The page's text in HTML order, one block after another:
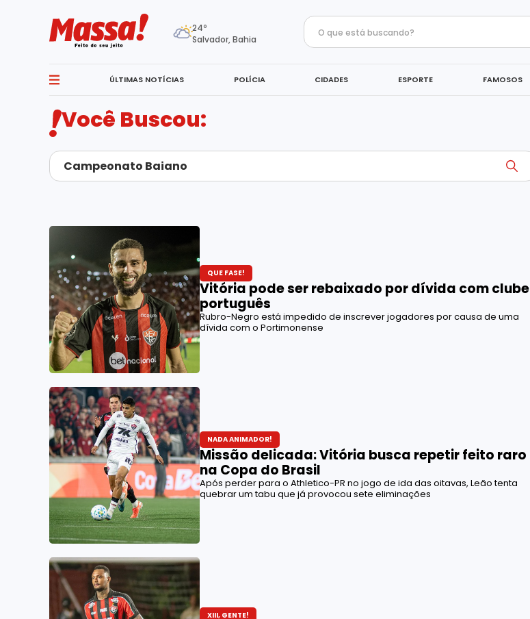
24º
Salvador, Bahia
ÚLTIMAS NOTÍCIAS POLÍCIA CIDADES ESPORTE FAMOSOS
Você Buscou:
QUE FASE!
Vitória pode ser rebaixado por dívida com clube
português
Rubro-Negro está impedido de inscrever jogadores por causa de uma
dívida com o Portimonense
NADA ANIMADOR!
Missão delicada: Vitória busca repetir feito raro
na Copa do Brasil
Após perder para o Athletico-PR no jogo de ida das oitavas, Leão tenta
quebrar um tabu que já provocou sete eliminações
XIII, GENTE!